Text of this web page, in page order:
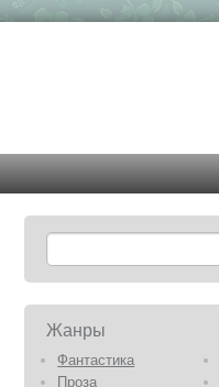
Жанры
Фантастика
Проза